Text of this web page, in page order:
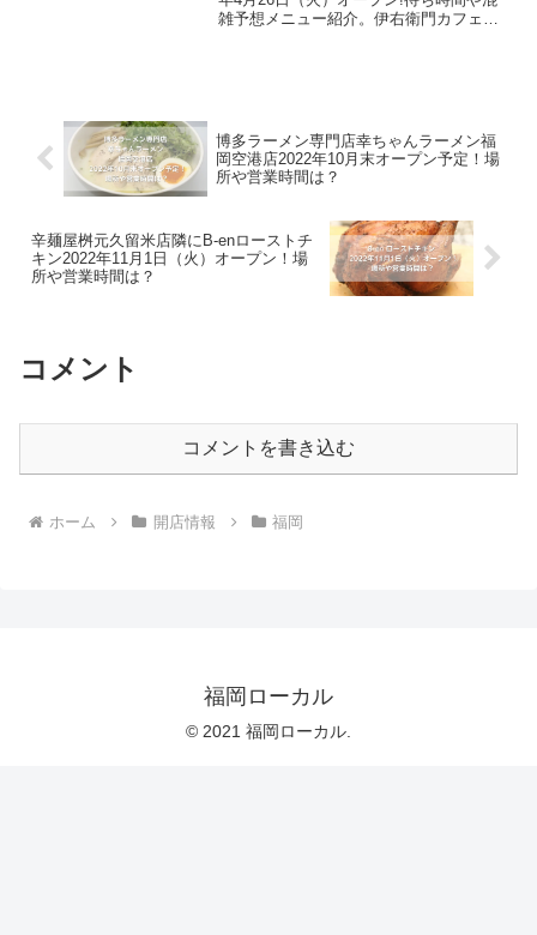
雑予想メニュー紹介。伊右衛門カフェで
博多ラーメン専門店幸ちゃんラーメン福
岡空港店2022年10月末オープン予定！場
所や営業時間は？
辛麺屋桝元久留米店隣にB-enローストチ
キン2022年11月1日（火）オープン！場
所や営業時間は？
コメント
コメントを書き込む
ホーム 開店情報 福岡
福岡ローカル
© 2021 福岡ローカル.